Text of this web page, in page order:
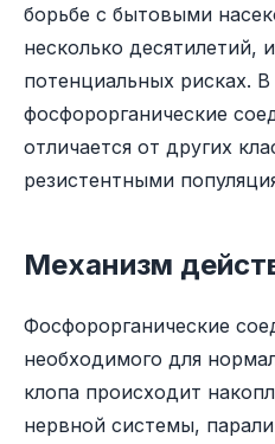
борьбе с бытовыми
несколько десятилетий,
потенциальных рисках.
фосфорорганические
отличается от других
резистентными
Механизм
Фосфорорганические
необходимого для
клопа происходит
нервной системы,